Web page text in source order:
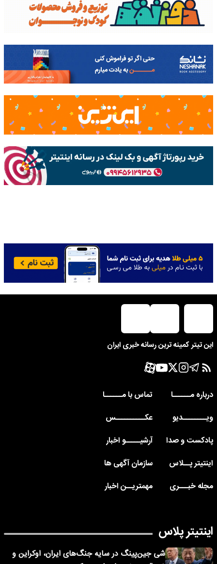
این تیتر کمینه ترین رسانه خبری ایران
درباره مــــــا
تماس با مــــــا
ویــــــــدیو
عکــــــــــس
پادکست و صدا
آرشیـــــو اخبار
اینتیتر پــلاس
سازمان آگهی ها
مجله خبـــری
مهمتریــن اخبار
اینتیتر پلاس
شی جین‌پینگ در سایه جنگ‌های ایران، اوکراین و